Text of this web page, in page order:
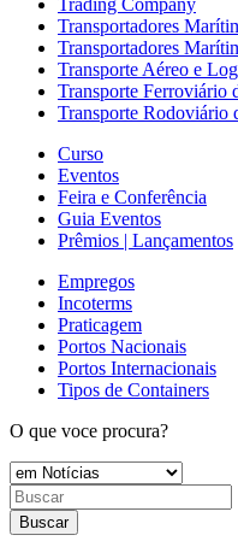
Trading Company
Transportadores
Transportadores
Transporte Aéreo e
Transporte Ferroviário
Transporte Rodoviário
Curso
Eventos
Feira e Conferência
Guia Eventos
Prêmios | Lançamentos
Empregos
Incoterms
Praticagem
Portos Nacionais
Portos Internacionais
Tipos de Containers
O que voce procura?
Buscar